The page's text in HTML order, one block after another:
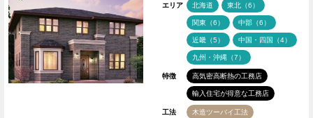
エリア 北海道 東北（6）
関東（6） 中部（6）
近畿（5） 中国・四国（4）
九州・沖縄（7）
特徴 高気密高断熱の工務店
輸入住宅が得意な工務店
工法 木造ツーバイ工法